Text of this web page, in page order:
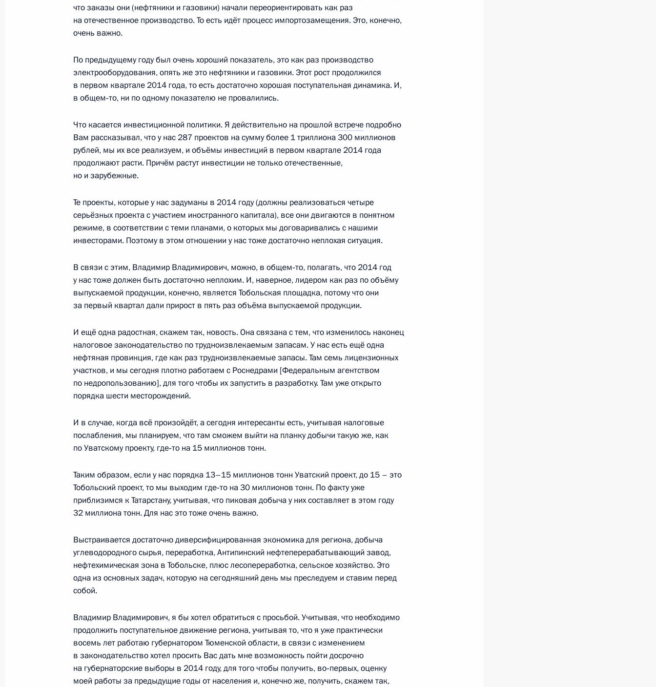
19 мая 2014 года, 00:05
Совещание по вопросам развития оборонно-промышленного
комплекса
16 мая 2014 года, 16:00 Сочи
Встреча с представителями крымских татар
16 мая 2014 года, 15:00 Сочи
15 мая 2014 года, четверг
Награждение победителей первого этапа Черноморской
парусной регаты
Обращение к лидерам европейских государств по вопросу
Украины
15 мая 2014 года, 17:00
Совещание по вопросам выполнения госпрограммы вооружения
15 мая 2014 года, 16:55 Сочи
Кувшинниковым
15 мая 2014 года, 16:30 Сочи
14 мая 2014 года, среда
Совещание о выполнении гособоронзаказа
14 мая 2014 года, 16:30 Сочи
Рабочая встреча с губернатором Оренбургской области Юрием
Бергом
14 мая 2014 года, 16:00 Сочи
2
что заказы они (нефтяники и газовики) начали переориентировать как раз
на отечественное производство. То есть идёт процесс импортозамещения. Это, конечно,
очень важно.
По предыдущему году был очень хороший показатель, это как раз производство
электрооборудования, опять же это нефтяники и газовики. Этот рост продолжился
в первом квартале 2014 года, то есть достаточно хорошая поступательная динамика. И,
в общем‑то, ни по одному показателю не провалились.
Что касается инвестиционной политики. Я действительно на прошлой встрече подробно
Вам рассказывал, что у нас 287 проектов на сумму более 1 триллиона 300 миллионов
рублей, мы их все реализуем, и объёмы инвестиций в первом квартале 2014 года
продолжают расти. Причём растут инвестиции не только отечественные,
но и зарубежные.
Те проекты, которые у нас задуманы в 2014 году (должны реализоваться четыре
серьёзных проекта с участием иностранного капитала), все они двигаются в понятном
режиме, в соответствии с теми планами, о которых мы договаривались с нашими
инвесторами. Поэтому в этом отношении у нас тоже достаточно неплохая ситуация.
В связи с этим, Владимир Владимирович, можно, в общем‑то, полагать, что 2014 год
у нас тоже должен быть достаточно неплохим. И, наверное, лидером как раз по объёму
выпускаемой продукции, конечно, является Тобольская площадка, потому что они
за первый квартал дали прирост в пять раз объёма выпускаемой продукции.
И ещё одна радостная, скажем так, новость. Она связана с тем, что изменилось наконец
налоговое законодательство по трудноизвлекаемым запасам. У нас есть ещё одна
нефтяная провинция, где как раз трудноизвлекаемые запасы. Там семь лицензионных
участков, и мы сегодня плотно работаем с Роснедрами [Федеральным агентством
по недропользованию], для того чтобы их запустить в разработку. Там уже открыто
порядка шести месторождений.
И в случае, когда всё произойдёт, а сегодня интересанты есть, учитывая налоговые
послабления, мы планируем, что там сможем выйти на планку добычи такую же, как
по Уватскому проекту, где‑то на 15 миллионов тонн.
Таким образом, если у нас порядка 13–15 миллионов тонн Уватский проект, до 15 – это
Тобольский проект, то мы выходим где‑то на 30 миллионов тонн. По факту уже
приблизимся к Татарстану, учитывая, что пиковая добыча у них составляет в этом году
32 миллиона тонн. Для нас это тоже очень важно.
Выстраивается достаточно диверсифицированная экономика для региона, добыча
углеводородного сырья, переработка, Антипинский нефтеперерабатывающий завод,
нефтехимическая зона в Тобольске, плюс лесопереработка, сельское хозяйство. Это
одна из основных задач, которую на сегодняшний день мы преследуем и ставим перед
собой.
Владимир Владимирович, я бы хотел обратиться с просьбой. Учитывая, что необходимо
продолжить поступательное движение региона, учитывая то, что я уже практически
восемь лет работаю губернатором Тюменской области, в связи с изменением
в законодательство хотел просить Вас дать мне возможность пойти досрочно
на губернаторские выборы в 2014 году, для того чтобы получить, во‑первых, оценку
моей работы за предыдущие годы от населения и, конечно же, получить, скажем так,